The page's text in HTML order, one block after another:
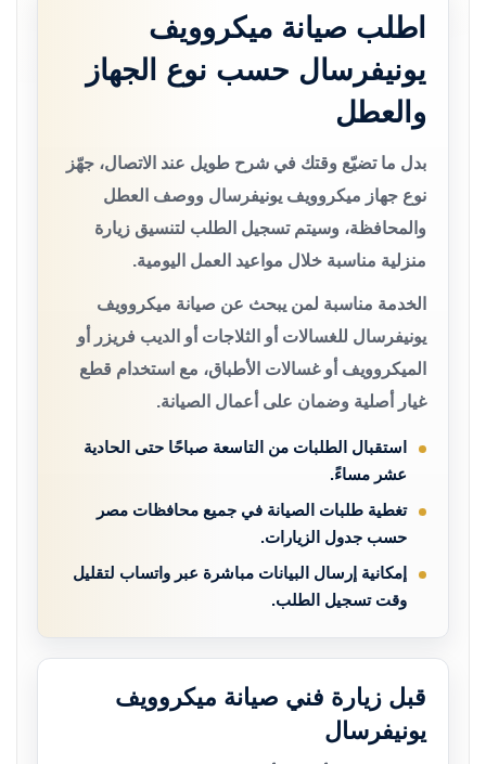
اطلب صيانة ميكروويف
يونيفرسال حسب نوع الجهاز
والعطل
بدل ما تضيّع وقتك في شرح طويل عند الاتصال، جهّز
نوع جهاز ميكروويف يونيفرسال ووصف العطل
والمحافظة، وسيتم تسجيل الطلب لتنسيق زيارة
منزلية مناسبة خلال مواعيد العمل اليومية.
الخدمة مناسبة لمن يبحث عن صيانة ميكروويف
يونيفرسال للغسالات أو الثلاجات أو الديب فريزر أو
الميكروويف أو غسالات الأطباق، مع استخدام قطع
غيار أصلية وضمان على أعمال الصيانة.
استقبال الطلبات من التاسعة صباحًا حتى الحادية
عشر مساءً.
تغطية طلبات الصيانة في جميع محافظات مصر
حسب جدول الزيارات.
إمكانية إرسال البيانات مباشرة عبر واتساب لتقليل
وقت تسجيل الطلب.
قبل زيارة فني صيانة ميكروويف
يونيفرسال